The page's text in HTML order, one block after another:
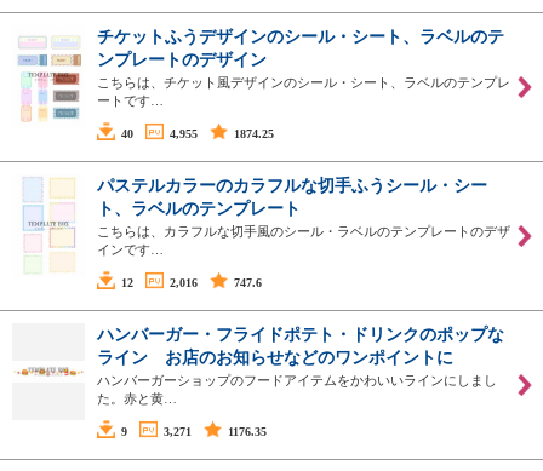
チケットふうデザインのシール・シート、ラベルのテ
ンプレートのデザイン
こちらは、チケット風デザインのシール・シート、ラベルのテンプレ
ートです…
40 4,955 1874.25
パステルカラーのカラフルな切手ふうシール・シー
ト、ラベルのテンプレート
こちらは、カラフルな切手風のシール・ラベルのテンプレートのデザ
インです…
12 2,016 747.6
ハンバーガー・フライドポテト・ドリンクのポップな
ライン お店のお知らせなどのワンポイントに
ハンバーガーショップのフードアイテムをかわいいラインにしまし
た。赤と黄…
9 3,271 1176.35